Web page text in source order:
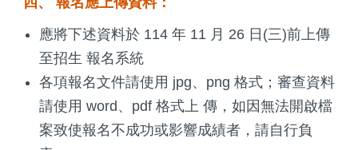
應將下述資料於 114 年 11 月 26 日(三)前上傳
至招生 報名系統
各項報名文件請使用 jpg、png 格式；審查資料
請使用 word、pdf 格式上 傳，如因無法開啟檔
案致使報名不成功或影響成績者，請自行負